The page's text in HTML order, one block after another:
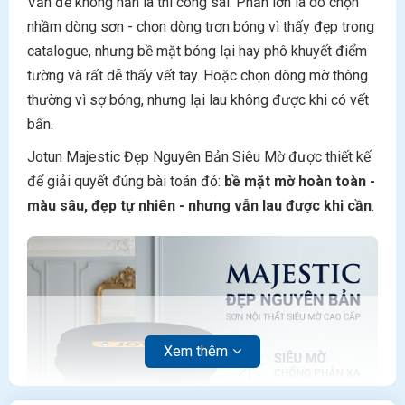
nhầm dòng sơn - chọn dòng trơn bóng vì thấy đẹp trong
catalogue, nhưng bề mặt bóng lại hay phô khuyết điểm
tường và rất dễ thấy vết tay. Hoặc chọn dòng mờ thông
thường vì sợ bóng, nhưng lại lau không được khi có vết
bẩn.
Jotun Majestic Đẹp Nguyên Bản Siêu Mờ được thiết kế
để giải quyết đúng bài toán đó: bề mặt mờ hoàn toàn -
màu sâu, đẹp tự nhiên - nhưng vẫn lau được khi cần.
Xem thêm